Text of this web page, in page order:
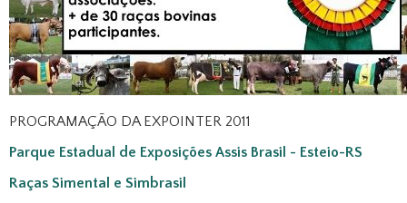
PROGRAMAÇÃO DA EXPOINTER 2011
Parque Estadual de Exposições Assis Brasil - Esteio-RS
Raças Simental e Simbrasil